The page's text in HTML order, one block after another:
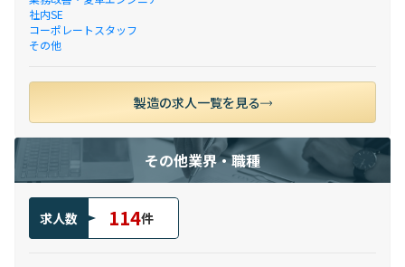
社内SE
コーポレートスタッフ
その他
製造の求人一覧を見る
その他業界・職種
求人数 114件